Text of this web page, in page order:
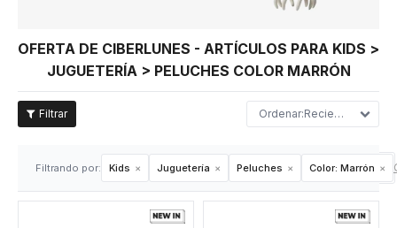
OFERTA DE CIBERLUNES - ARTÍCULOS PARA KIDS >
JUGUETERÍA > PELUCHES COLOR MARRÓN
Recientes
Filtrando por: Kids Juguetería Peluches Color: Marrón